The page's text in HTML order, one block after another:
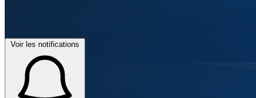
Voir les notifications